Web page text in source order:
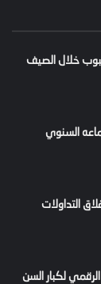
السنوي
لكبار السن